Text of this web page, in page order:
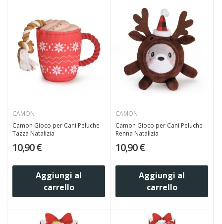
CAMON
Camon Gioco per Cani Peluche
Tazza Natalizia
10,90 €
Aggiungi al
carrello
CAMON
Camon Gioco per Cani Peluche
Renna Natalizia
10,90 €
Aggiungi al
carrello